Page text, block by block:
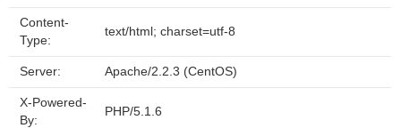
Content-
Type:
text/html; charset=utf-8
Server: Apache/2.2.3 (CentOS)
X-Powered-
By:
PHP/5.1.6